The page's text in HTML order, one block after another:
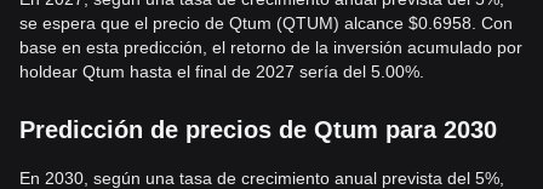
se espera que el precio de Qtum (QTUM) alcance $0.6958. Con
base en esta predicción, el retorno de la inversión acumulado por
holdear Qtum hasta el final de 2027 sería del 5.00%.
Predicción de precios de Qtum para 2030
En 2030, según una tasa de crecimiento anual prevista del 5%,